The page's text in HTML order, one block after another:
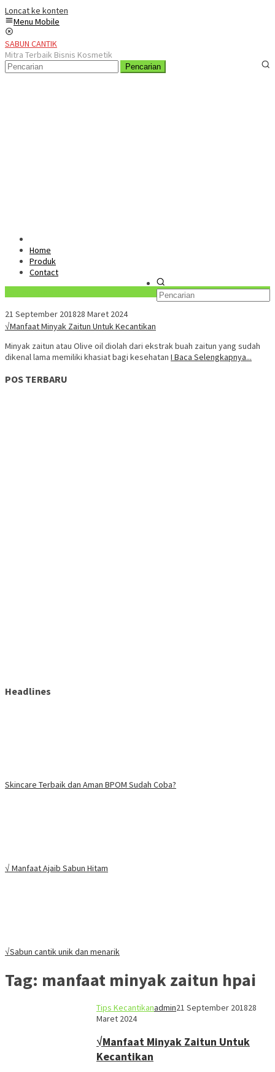
Loncat ke konten
Menu Mobile
SABUN CANTIK
Mitra Terbaik Bisnis Kosmetik
Pencarian
Home
Produk
Contact
21 September 201828 Maret 2024
√Manfaat Minyak Zaitun Untuk Kecantikan
Minyak zaitun atau Olive oil diolah dari ekstrak buah zaitun yang sudah
dikenal lama memiliki khasiat bagi kesehatan I Baca Selengkapnya...
POS TERBARU
Headlines
Skincare Terbaik dan Aman BPOM Sudah Coba?
√ Manfaat Ajaib Sabun Hitam
√Sabun cantik unik dan menarik
Tag: manfaat minyak zaitun hpai
Tips Kecantikanadmin21 September 201828
Maret 2024
√Manfaat Minyak Zaitun Untuk
Kecantikan